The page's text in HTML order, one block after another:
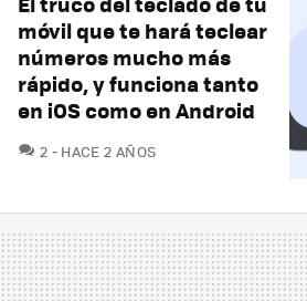
móvil que te hará teclear
números mucho más
rápido, y funciona tanto
en iOS como en Android
2 COMENTARIOS
HACE 2 AÑOS